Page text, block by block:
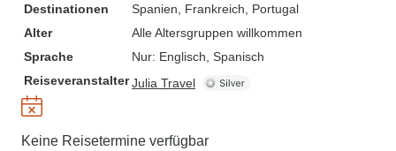
Destinationen
Spanien , Frankreich , Portugal
Alter
Alle Altersgruppen willkommen
Sprache
Nur: Englisch, Spanisch
ReiseveranstalterJulia Travel
Keine Reisetermine verfügbar